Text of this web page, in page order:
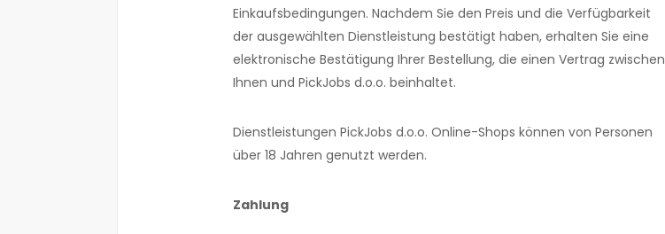
Einkaufsbedingungen. Nachdem Sie den Preis und die Verfügbarkeit
der ausgewählten Dienstleistung bestätigt haben, erhalten Sie eine
elektronische Bestätigung Ihrer Bestellung, die einen Vertrag zwischen
Ihnen und PickJobs d.o.o. beinhaltet.
Dienstleistungen PickJobs d.o.o. Online-Shops können von Personen
über 18 Jahren genutzt werden.
Zahlung